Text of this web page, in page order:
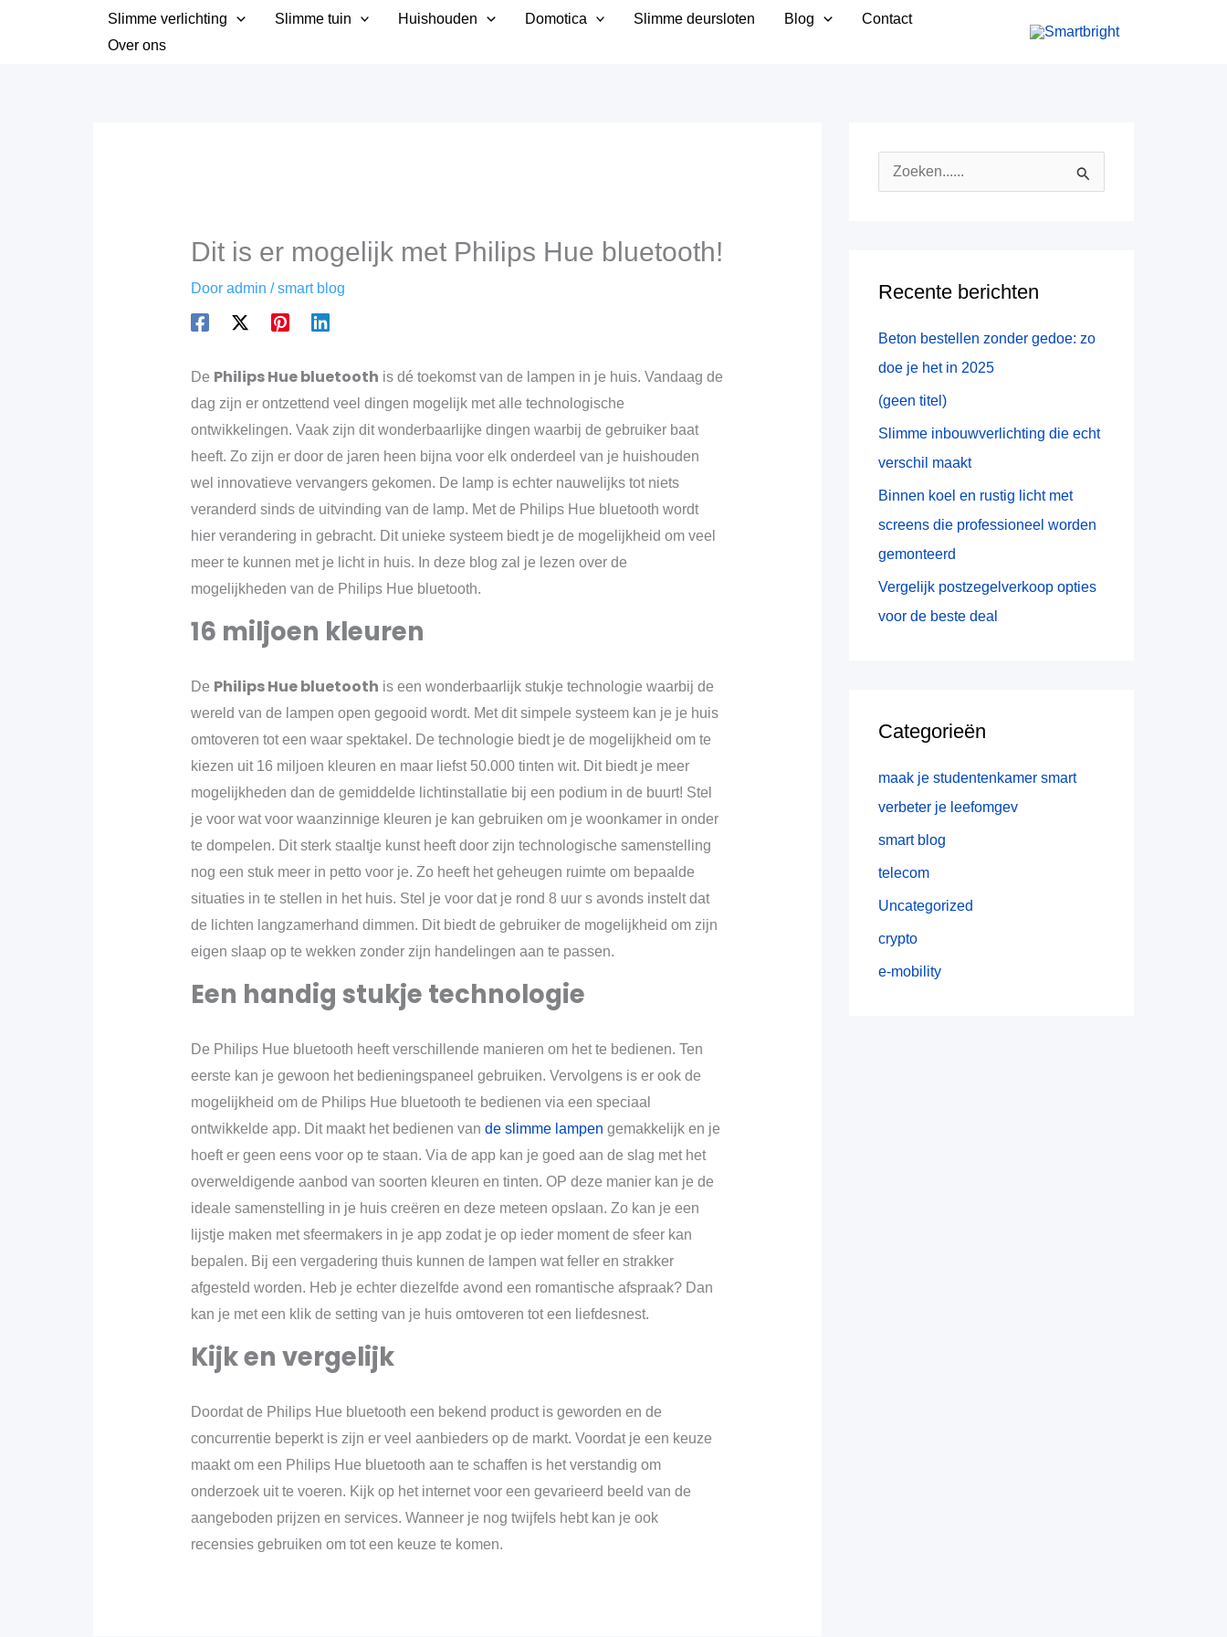
Slimme verlichting Slimme tuin Huishouden Domotica Slimme deursloten Blog
Contact
Over ons
Dit is er mogelijk met Philips Hue bluetooth!
Door admin /smart blog
De Philips Hue bluetooth is dé toekomst van de lampen in je huis. Vandaag de
dag zijn er ontzettend veel dingen mogelijk met alle technologische
ontwikkelingen. Vaak zijn dit wonderbaarlijke dingen waarbij de gebruiker baat
heeft. Zo zijn er door de jaren heen bijna voor elk onderdeel van je huishouden
wel innovatieve vervangers gekomen. De lamp is echter nauwelijks tot niets
veranderd sinds de uitvinding van de lamp. Met de Philips Hue bluetooth wordt
hier verandering in gebracht. Dit unieke systeem biedt je de mogelijkheid om veel
meer te kunnen met je licht in huis. In deze blog zal je lezen over de
mogelijkheden van de Philips Hue bluetooth.
16 miljoen kleuren
De Philips Hue bluetooth is een wonderbaarlijk stukje technologie waarbij de
wereld van de lampen open gegooid wordt. Met dit simpele systeem kan je je huis
omtoveren tot een waar spektakel. De technologie biedt je de mogelijkheid om te
kiezen uit 16 miljoen kleuren en maar liefst 50.000 tinten wit. Dit biedt je meer
mogelijkheden dan de gemiddelde lichtinstallatie bij een podium in de buurt! Stel
je voor wat voor waanzinnige kleuren je kan gebruiken om je woonkamer in onder
te dompelen. Dit sterk staaltje kunst heeft door zijn technologische samenstelling
nog een stuk meer in petto voor je. Zo heeft het geheugen ruimte om bepaalde
situaties in te stellen in het huis. Stel je voor dat je rond 8 uur s avonds instelt dat
de lichten langzamerhand dimmen. Dit biedt de gebruiker de mogelijkheid om zijn
eigen slaap op te wekken zonder zijn handelingen aan te passen.
Een handig stukje technologie
De Philips Hue bluetooth heeft verschillende manieren om het te bedienen. Ten
eerste kan je gewoon het bedieningspaneel gebruiken. Vervolgens is er ook de
mogelijkheid om de Philips Hue bluetooth te bedienen via een speciaal
ontwikkelde app. Dit maakt het bedienen van de slimme lampen gemakkelijk en je
hoeft er geen eens voor op te staan. Via de app kan je goed aan de slag met het
overweldigende aanbod van soorten kleuren en tinten. OP deze manier kan je de
ideale samenstelling in je huis creëren en deze meteen opslaan. Zo kan je een
lijstje maken met sfeermakers in je app zodat je op ieder moment de sfeer kan
bepalen. Bij een vergadering thuis kunnen de lampen wat feller en strakker
afgesteld worden. Heb je echter diezelfde avond een romantische afspraak? Dan
kan je met een klik de setting van je huis omtoveren tot een liefdesnest.
Kijk en vergelijk
Doordat de Philips Hue bluetooth een bekend product is geworden en de
concurrentie beperkt is zijn er veel aanbieders op de markt. Voordat je een keuze
maakt om een Philips Hue bluetooth aan te schaffen is het verstandig om
onderzoek uit te voeren. Kijk op het internet voor een gevarieerd beeld van de
aangeboden prijzen en services. Wanneer je nog twijfels hebt kan je ook
recensies gebruiken om tot een keuze te komen.
n
:
Recente berichten
Beton bestellen zonder gedoe: zo
doe je het in 2025
(geen titel)
Slimme inbouwverlichting die echt
verschil maakt
Binnen koel en rustig licht met
screens die professioneel worden
gemonteerd
Vergelijk postzegelverkoop opties
voor de beste deal
Categorieën
maak je studentenkamer smart
verbeter je leefomgev
smart blog
telecom
Uncategorized
crypto
e-mobility